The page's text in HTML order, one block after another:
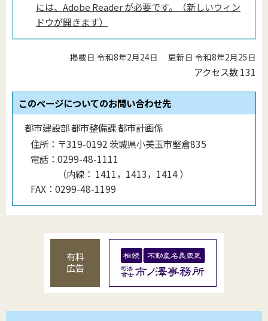
には、Adobe Reader が必要です。（新しいウィン
ドウが開きます）
掲載日 令和8年2月24日 更新日 令和8年2月25日
アクセス数131
このページについてのお問い合わせ先
都市建設部 都市整備課 都市計画係
住所： 〒319-0192 茨城県小美玉市堅倉835
電話： 0299-48-1111
（内線 ： 1411，1413，1414）
FAX： 0299-48-1199
有料
広告